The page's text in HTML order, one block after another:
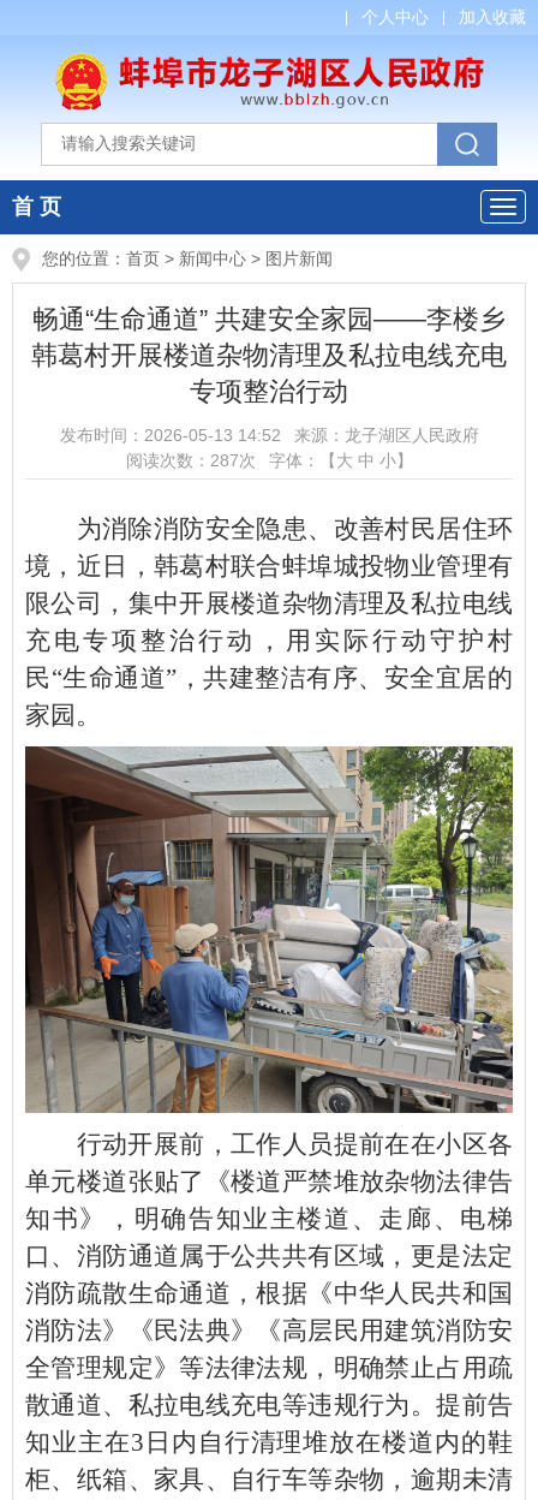
个人中心 加入收藏
首 页
您的位置： 首页 > 新闻中心 > 图片新闻
畅通“生命通道” 共建安全家园——李楼乡
韩葛村开展楼道杂物清理及私拉电线充电
专项整治行动
发布时间： 2026-05-13 14:52 来源： 龙子湖区人民政府
阅读次数： 287次 字体：【大 中 小】
为消除消防安全隐患、改善村民居住环
境，近日，韩葛村联合蚌埠城投物业管理有
限公司，集中开展楼道杂物清理及私拉电线
充电专项整治行动，用实际行动守护村
民“生命通道”，共建整洁有序、安全宜居的
家园。
行动开展前，工作人员提前在在小区各
单元楼道张贴了《楼道严禁堆放杂物法律告
知书》，明确告知业主楼道、走廊、电梯
口、消防通道属于公共共有区域，更是法定
消防疏散生命通道，根据《中华人民共和国
消防法》《民法典》《高层民用建筑消防安
全管理规定》等法律法规，明确禁止占用疏
散通道、私拉电线充电等违规行为。提前告
知业主在3日内自行清理堆放在楼道内的鞋
柜、纸箱、家具、自行车等杂物，逾期未清